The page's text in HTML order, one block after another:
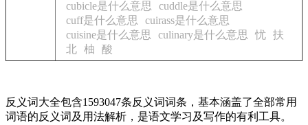
cubicle是什么意思
cuddle是什么意思
cuff是什么意思
cuirass是什么意思
cuisine是什么意思
culinary是什么意思 忧 扶
北 柚 酸
反义词大全包含1593047条反义词词条，基本涵盖了全部常用
词语的反义词及用法解析，是语文学习及写作的有利工具。